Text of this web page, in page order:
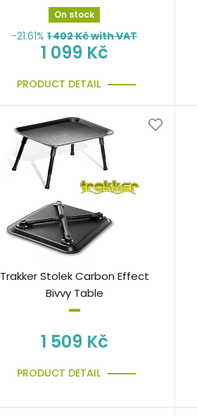
On stock
-21.61% 1 402Kč with VAT
1 099 Kč
PRODUCT DETAIL
Trakker Stolek Carbon Effect
Bivvy Table
1 509 Kč
PRODUCT DETAIL